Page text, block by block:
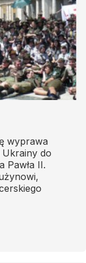
wyprawa
Ukrainy do
Pawła II.